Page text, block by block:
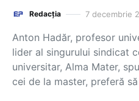
Redacția 7 decembrie
Anton Hadăr, profesor
lider al singurului sindicat
universitar, Alma Mater,
cei de la master, preferă